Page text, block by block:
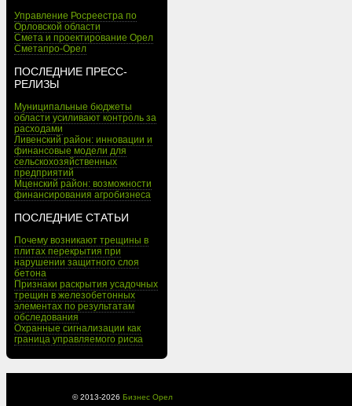
Управление Росреестра по
Орловской области
Смета и проектирование Орел
Сметапро-Орел
ПОСЛЕДНИЕ ПРЕСС-
РЕЛИЗЫ
Муниципальные бюджеты
области усиливают контроль за
расходами
Ливенский район: инновации и
финансовые модели для
сельскохозяйственных
предприятий
Мценский район: возможности
финансирования агробизнеса
ПОСЛЕДНИЕ СТАТЬИ
Почему возникают трещины в
плитах перекрытия при
нарушении защитного слоя
бетона
Признаки раскрытия усадочных
трещин в железобетонных
элементах по результатам
обследования
Охранные сигнализации как
граница управляемого риска
© 2013-2026 Бизнес Орел